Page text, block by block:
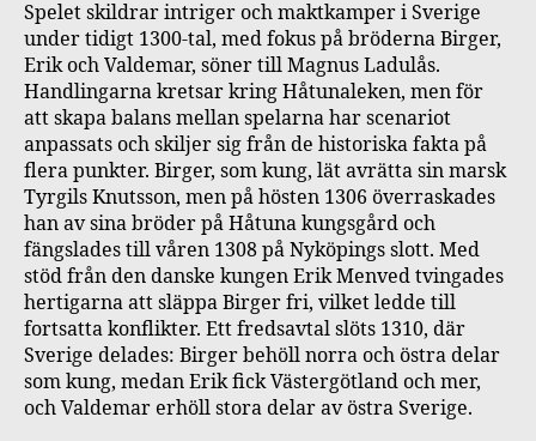
Spelet skildrar intriger och maktkamper i Sverige
under tidigt 1300-tal, med fokus på bröderna Birger,
Erik och Valdemar, söner till Magnus Ladulås.
Handlingarna kretsar kring Håtunaleken, men för
att skapa balans mellan spelarna har scenariot
anpassats och skiljer sig från de historiska fakta på
flera punkter. Birger, som kung, lät avrätta sin marsk
Tyrgils Knutsson, men på hösten 1306 överraskades
han av sina bröder på Håtuna kungsgård och
fängslades till våren 1308 på Nyköpings slott. Med
stöd från den danske kungen Erik Menved tvingades
hertigarna att släppa Birger fri, vilket ledde till
fortsatta konflikter. Ett fredsavtal slöts 1310, där
Sverige delades: Birger behöll norra och östra delar
som kung, medan Erik fick Västergötland och mer,
och Valdemar erhöll stora delar av östra Sverige.